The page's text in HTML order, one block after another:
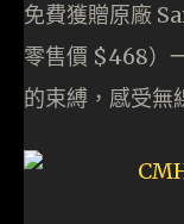
免費獲贈原廠
零售價 $468）
的束縛，感受無